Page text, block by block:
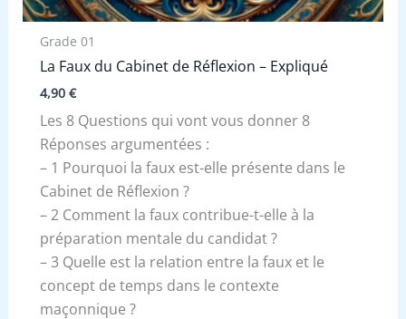
Grade 01
La Faux du Cabinet de Réflexion – Expliqué
4,90 €
Les 8 Questions qui vont vous donner 8
Réponses argumentées :
– 1 Pourquoi la faux est-elle présente dans le
Cabinet de Réflexion ?
– 2 Comment la faux contribue-t-elle à la
préparation mentale du candidat ?
– 3 Quelle est la relation entre la faux et le
concept de temps dans le contexte
maçonnique ?